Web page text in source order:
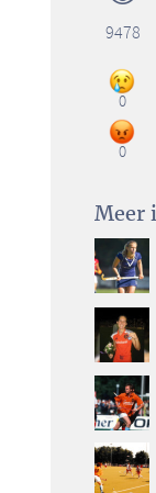
9478
0
0
Meer